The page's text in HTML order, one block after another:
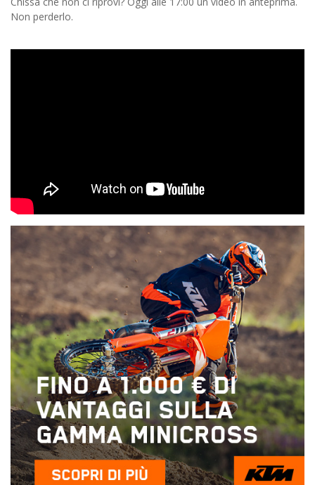
Non perderlo.